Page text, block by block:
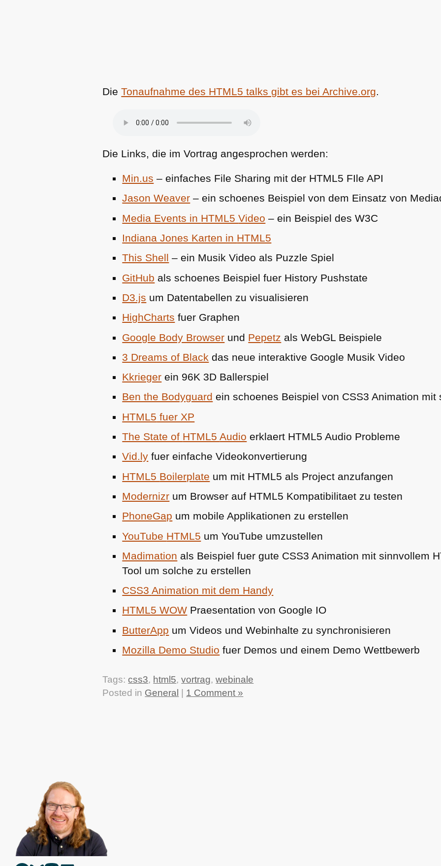
DieTonaufnahme des HTML5 talks gibt es bei Archive.org.
Die Links, die im Vortrag angesprochen werden:
Min.us – einfaches File Sharing mit der HTML5 FIleAPI
Jason Weaver – ein schoenes Beispiel von dem Einsatz von
Media Events in HTML5Video – ein Beispiel desW3C
Indiana Jones Karten in HTML5
This Shell – ein Musik Video als Puzzle Spiel
GitHub als schoenes Beispiel fuer History Pushstate
D3.js um Datentabellen zu visualisieren
HighCharts fuer Graphen
Google Body Browser und Pepetz als WebGL Beispiele
3 Dreams of Black das neue interaktive Google Musik Video
Kkrieger ein 96K 3D Ballerspiel
Ben the Bodyguard ein schoenes Beispiel von CSS3Animation mit
HTML5 fuer XP
The State of HTML5Audio erklaert HTML5Audio Probleme
Vid.ly fuer einfache Videokonvertierung
HTML5 Boilerplate um mit HTML5 als Project anzufangen
Modernizr um Browser auf HTML5 Kompatibilitaet zu testen
PhoneGap um mobile Applikationen zu erstellen
YouTube HTML5 um YouTube umzustellen
Madimation als Beispiel fuer gute CSS3Animation mit sinnvollem
Tool um solche zu erstellen
CSS3Animation mit dem Handy
HTML5 WOW Praesentation von Google IO
ButterApp um Videos und Webinhalte zu synchronisieren
Mozilla Demo Studio fuer Demos und einem Demo Wettbewerb
Tags:css3, html5,vortrag,webinale
Posted in General 1 Comment »